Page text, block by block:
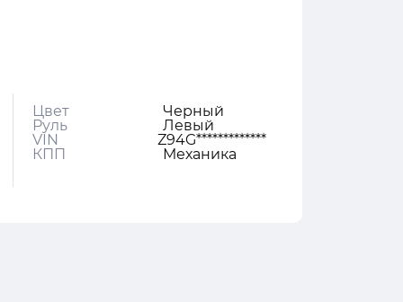
Цвет
Черный
Руль
Левый
VIN
Z94G*************
КПП
Механика